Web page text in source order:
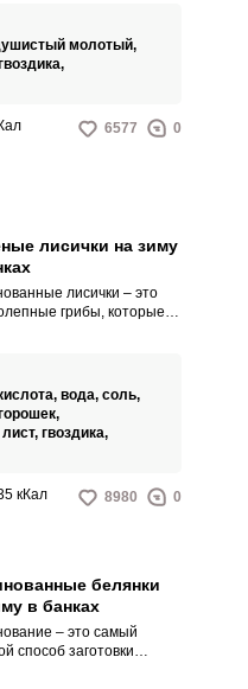
соку, затем
стадию стерилизации
отправляются
молотый,
6577 0
лисички на зиму
лисички – это
грибы, которые
и сора.
вода, соль,
гвоздика,
кКал 8980 0
белянки
в банках
– это самый
способ заготовки